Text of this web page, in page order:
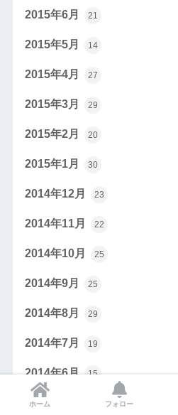
2015年6月 21
2015年5月 14
2015年4月 27
2015年3月 29
2015年2月 20
2015年1月 30
2014年12月 23
2014年11月 22
2014年10月 25
2014年9月 25
2014年8月 29
2014年7月 19
2014年6月 15
2014年5月
ホーム フォロー